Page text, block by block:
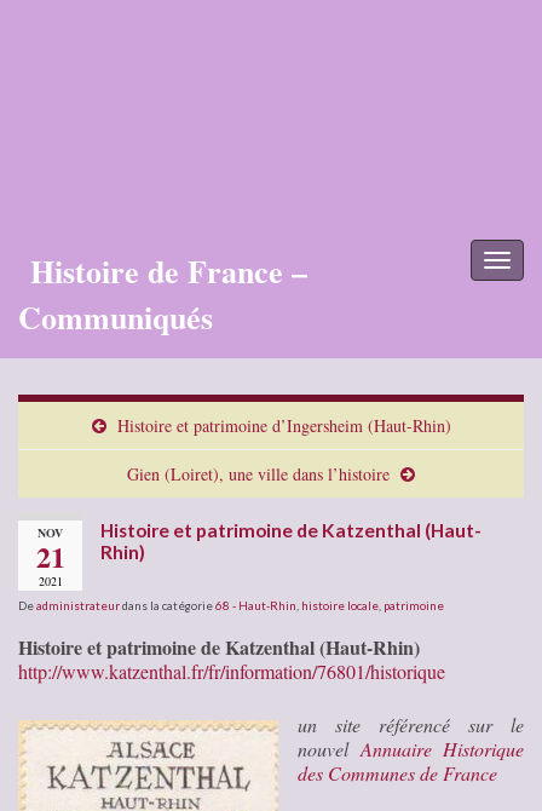
Histoire de France –
Communiqués
Histoire et patrimoine d’Ingersheim (Haut-Rhin)
Gien (Loiret), une ville dans l’histoire
NOV
21
2021
Histoire et patrimoine de Katzenthal (Haut-
Rhin)
Deadministrateurdans la catégorie68 - Haut-Rhin histoire locale patrimoine
Histoire et patrimoine de Katzenthal (Haut-Rhin)
http://www.katzenthal.fr/fr/information/76801/historique
un site référencé sur le
nouvel Annuaire Historique
des Communes de France